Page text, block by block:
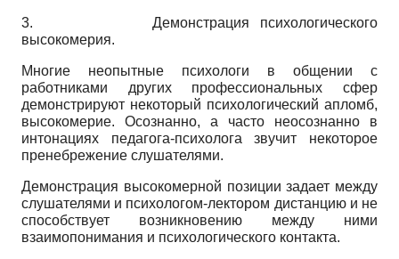
3. Демонстрация психологического
высокомерия.
Многие неопытные психологи в общении с
работниками других профессиональных сфер
демонстрируют некоторый психологический апломб,
высокомерие. Осознанно, а часто неосознанно в
интонациях педагога-психолога звучит некоторое
пренебрежение слушателями.
Демонстрация высокомерной позиции задает между
слушателями и психологом-лектором дистанцию и не
способствует возникновению между ними
взаимопонимания и психологического контакта.